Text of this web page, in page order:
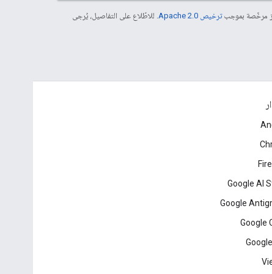
مرخّصة بموجبترخيص Apache 2.0‏
. للاطّلاع على التفاصيل، يُرجى
Google AI
Google
Google